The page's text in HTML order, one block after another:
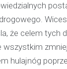
że celem tych
wszystkim
hulajnóg